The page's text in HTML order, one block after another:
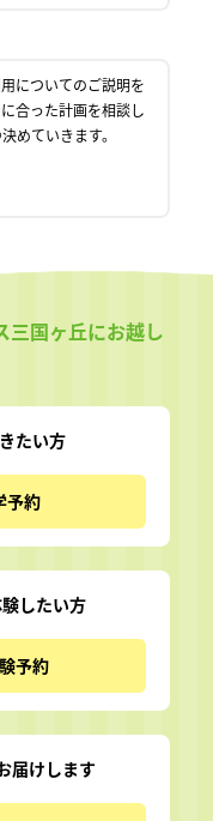
についてのご説明を
合った計画を相談し
めていきます。
三国ヶ丘にお越し
たい方
予約
したい方
予約
届けします